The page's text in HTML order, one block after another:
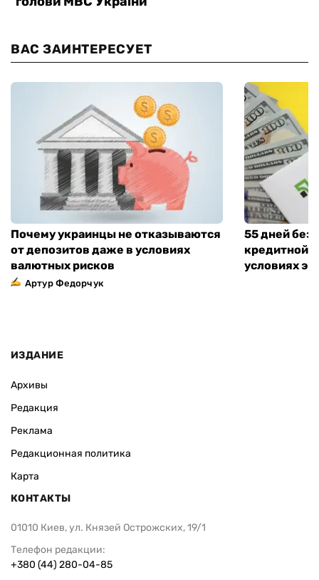
ВАС ЗАИНТЕРЕСУЕТ
Почему украинцы не отказываются
от депозитов даже в условиях
валютных рисков
Артур Федорчук
55 дней без
кредитной
условиях
ИЗДАНИЕ
Архивы
Редакция
Реклама
Редакционная политика
Карта
КОНТАКТЫ
01010 Киев, ул. Князей Острожских, 19/1
Телефон редакции:
+380 (44) 280-04-85